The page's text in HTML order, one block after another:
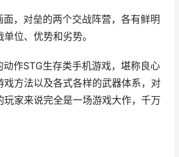
，对垒的两个交战阵营，各有鲜明
位、优势和劣势。
作STG生存类手机游戏，堪称良心
戏方法以及各式各样的武器体系，对
玩家来说完全是一场游戏大作，千万